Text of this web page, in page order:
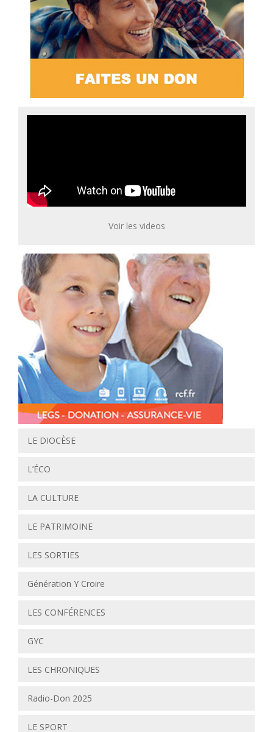
Voir les videos
LE DIOCÈSE
L’ÉCO
LA CULTURE
LE PATRIMOINE
LES SORTIES
Génération Y Croire
LES CONFÉRENCES
GYC
LES CHRONIQUES
Radio-Don 2025
LE SPORT